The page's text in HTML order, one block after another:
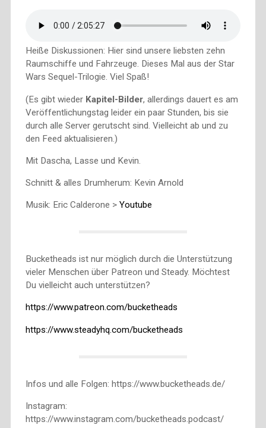
Heiße Diskussionen: Hier sind unsere liebsten zehn
Raumschiffe und Fahrzeuge. Dieses Mal aus der Star
Wars Sequel-Trilogie. Viel Spaß!
(Es gibt wieder Kapitel-Bilder, allerdings dauert es am
Veröffentlichungstag leider ein paar Stunden, bis sie
durch alle Server gerutscht sind. Vielleicht ab und zu
den Feed aktualisieren.)
Mit Dascha, Lasse und Kevin.
Schnitt & alles Drumherum: Kevin Arnold
Musik: Eric Calderone > Youtube
Bucketheads ist nur möglich durch die Unterstützung
vieler Menschen über Patreon und Steady. Möchtest
Du vielleicht auch unterstützen?
https://www.patreon.com/bucketheads
https://www.steadyhq.com/bucketheads
Infos und alle Folgen: https://www.bucketheads.de/
Instagram:
https://www.instagram.com/bucketheads.podcast/